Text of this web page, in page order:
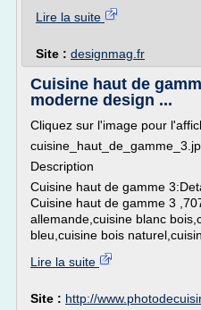
Lire la suite
Site : designmag.fr
Cuisine haut de
moderne design ...
Cliquez sur l'image pour
Description
Cuisine haut de gamme
Cuisine haut de gamme 3
allemande,cuisine blanc
bleu,cuisine bois
Lire la suite
Site : http://